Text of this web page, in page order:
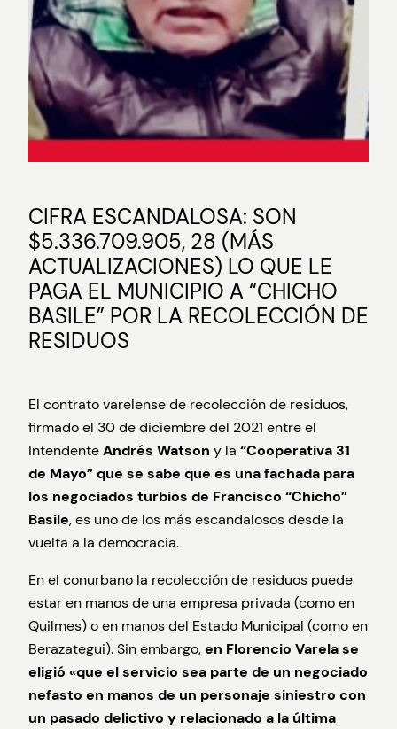
CIFRA ESCANDALOSA: SON
$5.336.709.905, 28 (MÁS
ACTUALIZACIONES) LO QUE LE
PAGA EL MUNICIPIO A “CHICHO
BASILE” POR LA RECOLECCIÓN DE
RESIDUOS
El contrato varelense de recolección de residuos,
firmado el 30 de diciembre del 2021 entre el
IntendenteAndrés Watson y la “Cooperativa 31
de Mayo” que se sabe que es una fachada para
los negociados turbios de Francisco “Chicho”
Basile, es uno de los más escandalosos desde la
vuelta a la democracia.
En el conurbano la recolección de residuos puede
estar en manos de una empresa privada (como en
Quilmes) o en manos del Estado Municipal (como en
Berazategui). Sin embargo,en Florencio Varela se
eligió «que el servicio sea parte de un negociado
nefasto en manos de un personaje siniestro con
un pasado delictivo y relacionado a la última